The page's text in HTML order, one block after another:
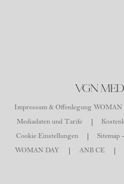
VGN
Impressum & Offenlegung WOMAN
Mediadaten und Tarife
Cookie Einstellungen
Sitemap
WOMAN DAY
ANB CE